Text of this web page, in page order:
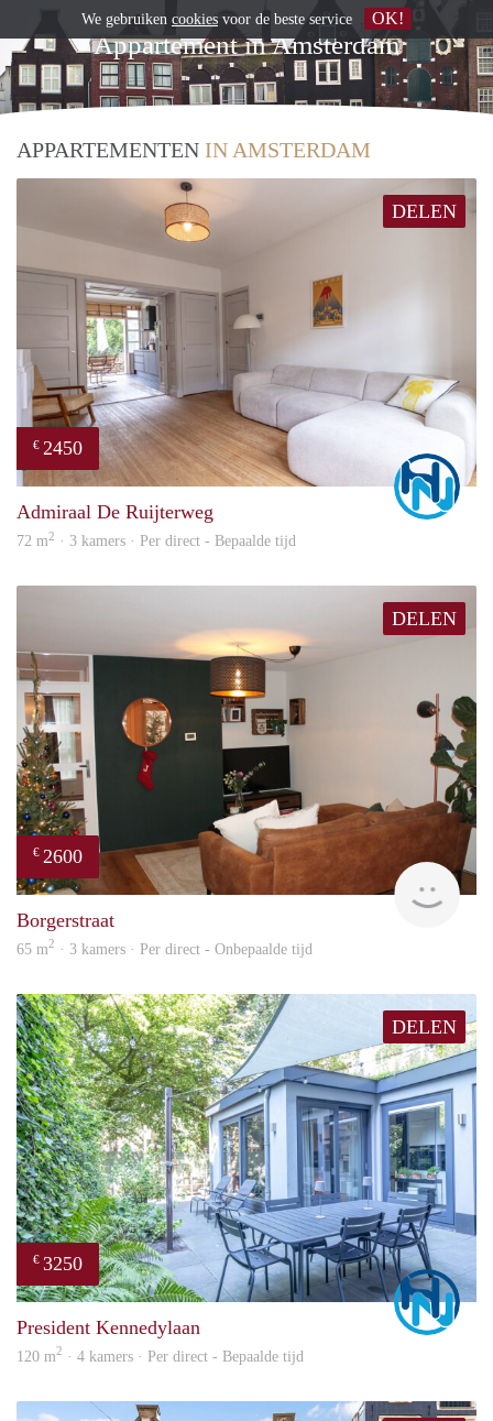
Appartement in Amsterdam
APPARTEMENTEN IN AMSTERDAM
DELEN
€ 2450
Admiraal De Ruijterweg
72 m2 · 3 kamers · Per direct - Bepaalde tijd
DELEN
€ 2600
Borgerstraat
65 m2 · 3 kamers · Per direct - Onbepaalde tijd
DELEN
€ 3250
President Kennedylaan
120 m2 · 4 kamers · Per direct - Bepaalde tijd
We gebruiken cookies voor de beste service OK!